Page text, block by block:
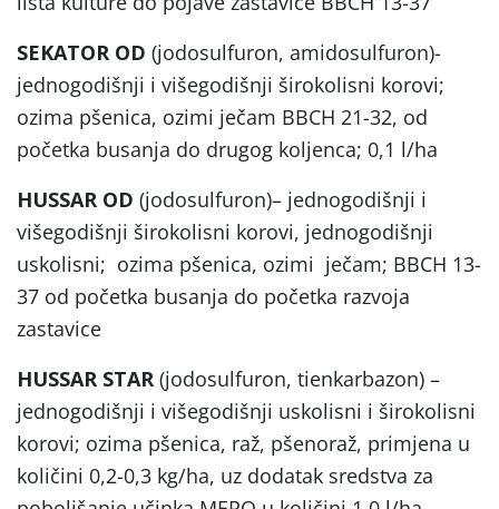
SEKATOR OD (jodosulfuron, amidosulfuron)-
jednogodišnji i višegodišnji širokolisni korovi;
ozima pšenica, ozimi ječam BBCH 21-32, od
početka busanja do drugog koljenca; 0,1 l/ha
HUSSAR OD (jodosulfuron)– jednogodišnji i
višegodišnji širokolisni korovi, jednogodišnji
uskolisni; ozima pšenica, ozimi ječam; BBCH 13-
37 od početka busanja do početka razvoja
zastavice
HUSSAR STAR (jodosulfuron, tienkarbazon) –
jednogodišnji i višegodišnji uskolisni i širokolisni
korovi; ozima pšenica, raž, pšenoraž, primjena u
količini 0,2-0,3 kg/ha, uz dodatak sredstva za